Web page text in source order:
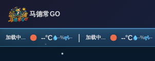
马德常GO
加载中... --°C --% -- | 加载中... --°C --% --